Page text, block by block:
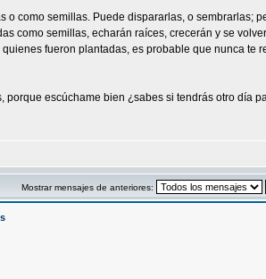
o como semillas. Puede dispararlas, o
como semillas, echarán raíces, crecerán y se
fueron plantadas, es probable que nunca
escúchame bien ¿sabes si tendrás otro día
Mostrar mensajes de anteriores: